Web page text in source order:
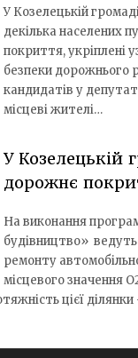
У Козелецькій
декілька населених
покриття, укріплені
безпеки дорожнього
кандидатів у
місцеві жителі…
У Козелецькій
дорожнє
На виконання
будівництво»
ремонту
місцевого значення
цієї